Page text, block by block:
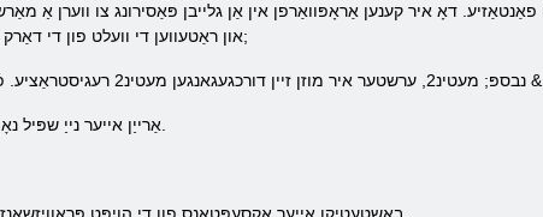
מזרח פאַנטאַזיע. דאָ איר קענען אַראָפּוואַרפן אין אַן גלייבן פּאַסירונג צו ווערן אַ
און ראַטעווען די וועלט פון די דאַרק כוחות. & נבספּ;